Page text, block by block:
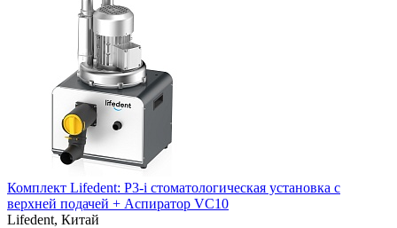
Комплект Lifedent: P3-i стоматологическая установка с
верхней подачей + Аспиратор VC10
Lifedent, Китай